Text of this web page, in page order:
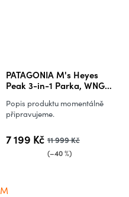
PATAGONIA M's Heyes
Peak 3-in-1 Parka, WNGY
7 199 Kč 11 999 Kč
(–40 %)
Popis produktu momentálně
připravujeme.
M